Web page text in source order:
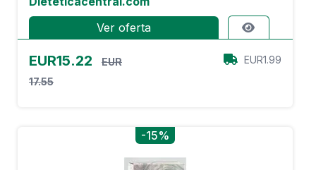
Ver oferta
EUR15.22
EUR
17.55
EUR1.99
-15%